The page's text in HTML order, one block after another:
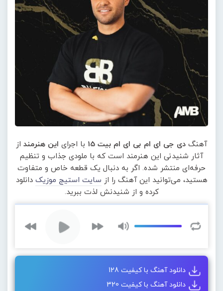
آهنگ دی جی ای ام بی ای ام بیت 15 با اجرای این هنرمند از
آثار شنیدنی این هنرمند است که با ملودی جذاب و تنظیم
حرفه‌ای منتشر شده. اگر به دنبال یک قطعه خاص و متفاوت
هستید، می‌توانید این آهنگ را از سایت استیج موزیک دانلود
کرده و از شنیدنش لذت ببرید.
دانلود آهنگ با کیفیت 128
دانلود آهنگ با کیفیت 320